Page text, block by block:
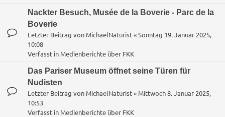
Nackter Besuch, Musée de la Boverie - Parc de la
Boverie
Letzter Beitrag von MichaelNaturist«Sonntag 19. Januar 2025,
10:08
Verfasst in Medienberichte über FKK
Das Pariser Museum öffnet seine Türen für
Nudisten
Letzter Beitrag von MichaelNaturist« Mittwoch 8. Januar 2025,
10:53
Verfasst in Medienberichte über FKK